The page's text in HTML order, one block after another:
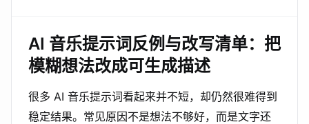
AI 音乐提示词反例与改写清单：把
模糊想法改成可生成描述
很多 AI 音乐提示词看起来并不短，却仍然很难得到
稳定结果。常见原因不是想法不够好，而是文字还